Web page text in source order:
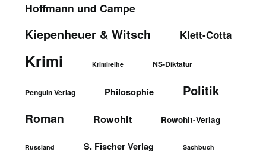
Hoffmann und Campe
Kiepenheuer & Witsch Klett-Cotta
Krimi Krimireihe NS-Diktatur
Penguin Verlag Philosophie Politik
Roman Rowohlt Rowohlt-Verlag
Russland S. Fischer Verlag Sachbuch